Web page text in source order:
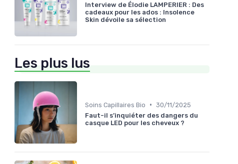
Interview de Élodie LAMPERIER : Des
cadeaux pour les ados : Insolence
Skin dévoile sa sélection
Les plus lus
Soins Capillaires Bio • 30/11/2025
Faut-il s’inquiéter des dangers du
casque LED pour les cheveux ?